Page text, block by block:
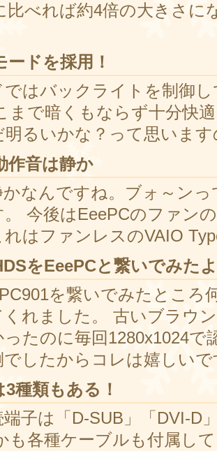
比べれば約4倍の大きさ
ードを採用！
ではバックライトを制御
まで暗くもならず十分快
明るいかな？って思いま
作音は静か
なんですね。ブォ～ン
。 今後はEeePCのファン
れはファンレスのVAIO
をEeePCと繋いでみたよ
を繋いでみたところ
れました。 古いブラウ
ったのに毎回1280x1024
したからコレは嬉しいで
種類もある！
子は「D-SUB」「DVI-D
も各種ケーブルも付属し